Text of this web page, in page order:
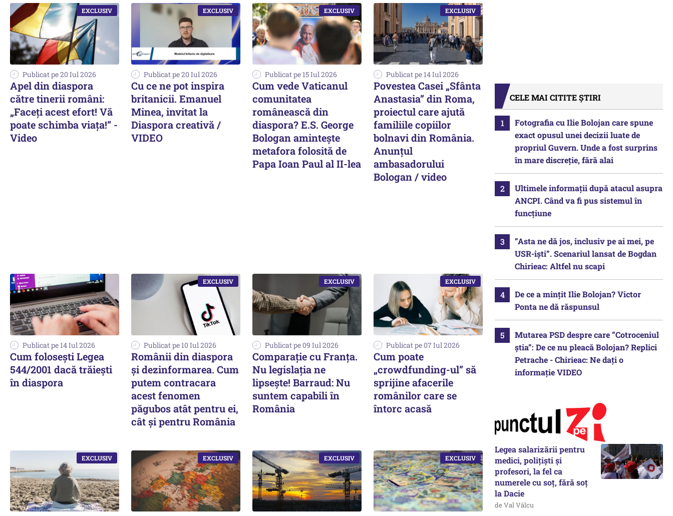
Publicat pe 20 Iul 2026
Apel din diaspora
către tinerii români:
„Faceți acest efort! Vă
poate schimba viața!” -
Video
Publicat pe 20 Iul 2026
Cu ce ne pot inspira
britanicii. Emanuel
Minea, invitat la
Diaspora creativă /
VIDEO
Publicat pe 15 Iul 2026
Cum vede Vaticanul
comunitatea
românească din
diaspora? E.S. George
Bologan amintește
metafora folosită de
Papa Ioan Paul al II-lea
Publicat pe 14 Iul 2026
Povestea Casei „Sfânta
Anastasia” din Roma,
proiectul care ajută
familiile copiilor
bolnavi din România.
Anunțul
ambasadorului
Bologan / video
Publicat pe 14 Iul 2026
Cum folosești Legea
544/2001 dacă trăiești
în diaspora
Publicat pe 10 Iul 2026
Românii din diaspora
și dezinformarea. Cum
putem contracara
acest fenomen
păgubos atât pentru ei,
cât și pentru România
Publicat pe 09 Iul 2026
Comparație cu Franța.
Nu legislația ne
lipsește! Barraud: Nu
suntem capabili în
România
Publicat pe 07 Iul 2026
Cum poate
„crowdfunding-ul” să
sprijine afacerile
românilor care se
întorc acasă
CELE MAI CITITE ȘTIRI
Fotografia cu Ilie Bolojan care spune
exact opusul unei decizii luate de
propriul Guvern. Unde a fost surprins
în mare discreție, fără alai
Ultimele informații după atacul asupra
ANCPI. Când va fi pus sistemul în
funcțiune
”Asta ne dă jos, inclusiv pe ai mei, pe
USR-iști”. Scenariul lansat de Bogdan
Chirieac: Altfel nu scapi
De ce a mințit Ilie Bolojan? Victor
Ponta ne dă răspunsul
Mutarea PSD despre care ”Cotroceniul
știa”: De ce nu pleacă Bolojan? Replici
Petrache - Chirieac: Ne dați o
informație VIDEO
Legea salarizării pentru
medici, polițiști și
profesori, la fel ca
numerele cu soț, fără soț
la Dacie
de Val Vâlcu